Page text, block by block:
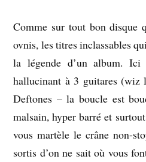
Comme sur tout bon disque
ovnis, les titres inclassables
la légende d’un album.
hallucinant à 3 guitares (wiz
Deftones – la boucle est
malsain, hyper barré et
vous martèle le crâne non-
sortis d’on ne sait où vous